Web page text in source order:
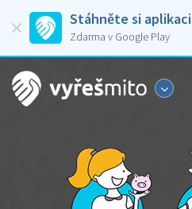
Stáhněte si aplikaci
Zdarma v Google Play